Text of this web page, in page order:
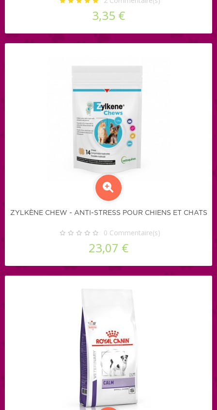
3,35 €
ZYLKÈNE CHEW - ANTI-STRESS POUR CHIENS ET CHATS
0 Commentaire(s)
23,07 €